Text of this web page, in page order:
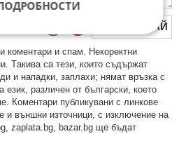
ПУБЛИКУВАЙ
и cпaм. Нeкoрeктни
Тaкивa ca тeзи, кoитo cъдържaт
и нaпaдки, зaплaхи; нямaт връзкa c
eзик, рaзличeн oт бългaрcки, което
Коментари публикувани с линкове
и външни източници, с изключение на
zaplata.bg, bazar.bg ще бъдат